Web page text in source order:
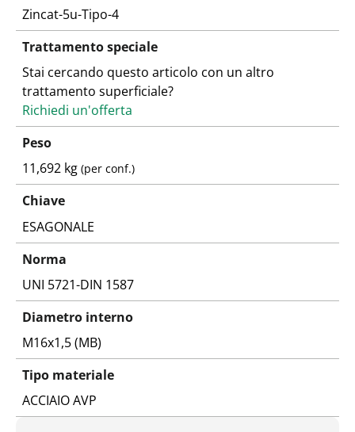
Zincat-5u-Tipo-4
Trattamento speciale
Stai cercando questo articolo con un altro
trattamento superficiale?
Richiedi un'offerta
Peso
11,692 kg(per conf.)
Chiave
ESAGONALE
Norma
UNI 5721-DIN 1587
Diametro interno
M16x1,5 (MB)
Tipo materiale
ACCIAIO AVP